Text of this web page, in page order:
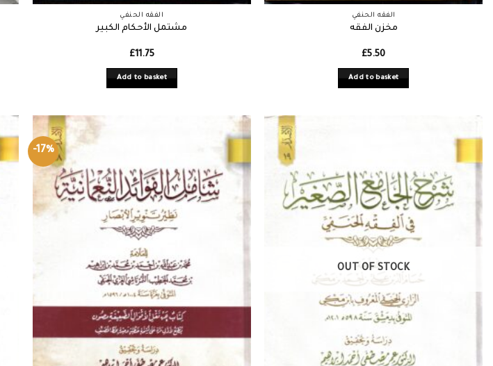
الفقه الحنفي
مشتمل الأحكام الكبير
£11.75
Add to basket
الفقه الحنفي
مخزن الفقه
£5.50
Add to basket
-17%
OUT OF STOCK